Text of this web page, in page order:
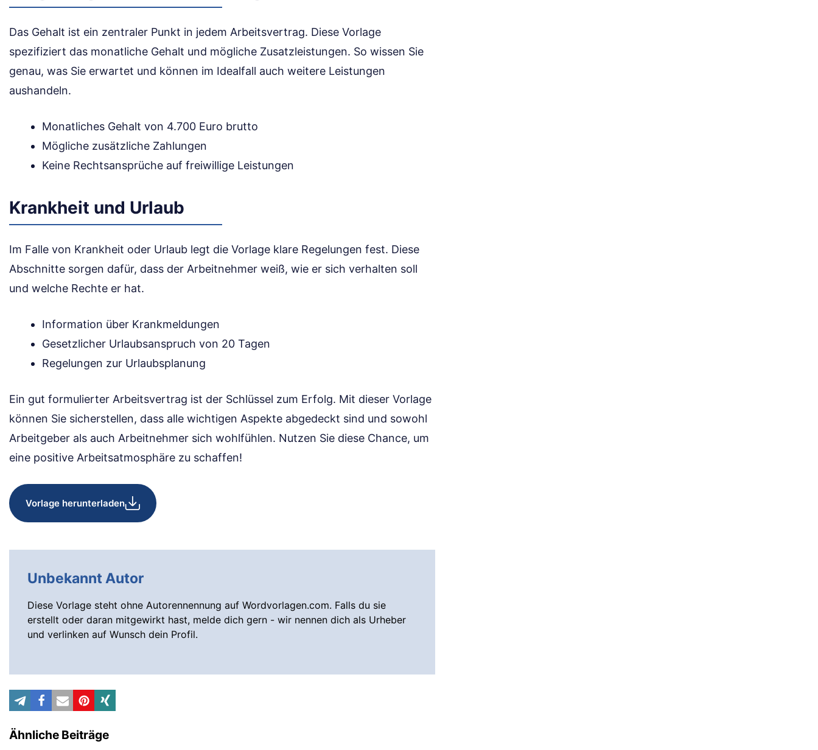
Das Gehalt ist ein zentraler Punkt in jedem Arbeitsvertrag. Diese Vorlage
spezifiziert das monatliche Gehalt und mögliche Zusatzleistungen. So wissen Sie
genau, was Sie erwartet und können im Idealfall auch weitere Leistungen
aushandeln.
Monatliches Gehalt von 4.700 Euro brutto
Mögliche zusätzliche Zahlungen
Keine Rechtsansprüche auf freiwillige Leistungen
Krankheit und Urlaub
Im Falle von Krankheit oder Urlaub legt die Vorlage klare Regelungen fest. Diese
Abschnitte sorgen dafür, dass der Arbeitnehmer weiß, wie er sich verhalten soll
und welche Rechte er hat.
Information über Krankmeldungen
Gesetzlicher Urlaubsanspruch von 20 Tagen
Regelungen zur Urlaubsplanung
Ein gut formulierter Arbeitsvertrag ist der Schlüssel zum Erfolg. Mit dieser Vorlage
können Sie sicherstellen, dass alle wichtigen Aspekte abgedeckt sind und sowohl
Arbeitgeber als auch Arbeitnehmer sich wohlfühlen. Nutzen Sie diese Chance, um
eine positive Arbeitsatmosphäre zu schaffen!
Vorlage herunterladen
Unbekannt Autor
Diese Vorlage steht ohne Autorennennung auf Wordvorlagen.com. Falls du sie
erstellt oder daran mitgewirkt hast, melde dich gern - wir nennen dich als Urheber
und verlinken auf Wunsch dein Profil.
Ähnliche Beiträge